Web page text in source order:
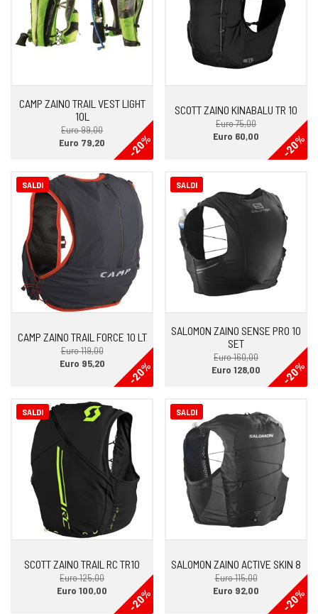
CAMP ZAINO TRAIL VEST LIGHT
10L
Euro 99,00
-20%
Euro 79,20
SCOTT ZAINO KINABALU TR 10
Euro 75,00
-20%
Euro 60,00
SALDI
CAMP ZAINO TRAIL FORCE 10 LT
Euro 119,00
-20%
Euro 95,20
SALDI
SALOMON ZAINO SENSE PRO 10
SET
Euro 160,00
-20%
Euro 128,00
SALDI
SCOTT ZAINO TRAIL RC TR10
Euro 125,00
-20%
Euro 100,00
SALDI
SALOMON ZAINO ACTIVE SKIN 8
Euro 115,00
-20%
Euro 92,00